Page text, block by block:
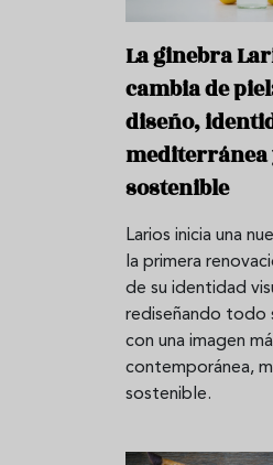
La ginebra
cambia de
diseño,
mediterránea
sostenible
Larios inicia una
la primera
de su identidad
rediseñando todo
con una imagen
contemporánea,
sostenible.